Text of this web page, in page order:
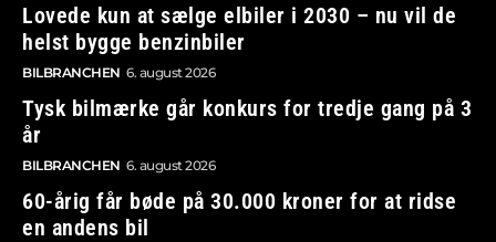
Lovede kun at sælge elbiler i 2030 – nu vil de
helst bygge benzinbiler
BILBRANCHEN 6. august 2026
Tysk bilmærke går konkurs for tredje gang på 3
år
BILBRANCHEN 6. august 2026
60-årig får bøde på 30.000 kroner for at ridse
en andens bil